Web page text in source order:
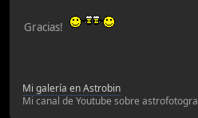
Gracias!
Mi galería en Astrobin
Mi canal de Youtube sobre